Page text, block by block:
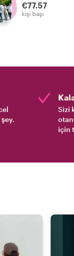
deneyimledim!
€77.57
kişi başı
Sizi
için